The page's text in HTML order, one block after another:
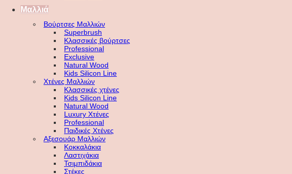
Μαλλιά
Βούρτσες Μαλλιών
Superbrush
Κλασσικές βούρτσες
Professional
Exclusive
Natural Wood
Kids Silicon Line
Χτένες Μαλλιών
Κλασσικές χτένες
Kids Silicon Line
Natural Wood
Luxury Χτένες
Professional
Παιδικές Χτένες
Αξεσουάρ Μαλλιών
Κοκκαλάκια
Λαστιχάκια
Τσιμπιδάκια
Στέκες